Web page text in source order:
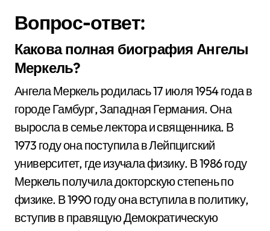
Вопрос-ответ:
Какова полная биография Ангелы
Меркель?
Ангела Меркель родилась 17 июля 1954 года в
городе Гамбург, Западная Германия. Она
выросла в семье лектора и священника. В
1973 году она поступила в Лейпцигский
университет, где изучала физику. В 1986 году
Меркель получила докторскую степень по
физике. В 1990 году она вступила в политику,
вступив в правящую Демократическую